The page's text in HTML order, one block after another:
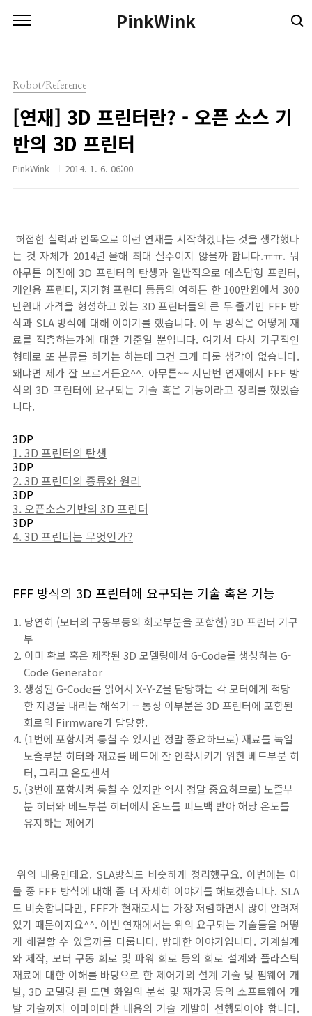
PinkWink
Robot/Reference
[연재] 3D 프린터란? - 오픈 소스 기
반의 3D 프린터
PinkWink 2014. 1. 6. 06:00
허접한 실력과 안목으로 이런 연재를 시작하겠다는 것을 생각했다
는 것 자체가 2014년 올해 최대 실수이지 않을까 합니다.ㅠㅠ. 뭐
아무튼 이전에 3D 프린터의 탄생과 일반적으로 데스탑형 프린터,
개인용 프린터, 저가형 프린터 등등의 여하튼 한 100만원에서 300
만원대 가격을 형성하고 있는 3D 프린터들의 큰 두 줄기인 FFF 방
식과 SLA 방식에 대해 이야기를 했습니다. 이 두 방식은 어떻게 재
료를 적층하는가에 대한 기준일 뿐입니다. 여기서 다시 기구적인
형태로 또 분류를 하기는 하는데 그건 크게 다룰 생각이 없습니다.
왜냐면 제가 잘 모르거든요^^. 아무튼~~ 지난번 연재에서 FFF 방
식의 3D 프린터에 요구되는 기술 혹은 기능이라고 정리를 했었습
니다.
3DP
1. 3D 프린터의 탄생
3DP
2. 3D 프린터의 종류와 원리
3DP
3. 오픈소스기반의 3D 프린터
3DP
4. 3D 프린터는 무엇인가?
FFF 방식의 3D 프린터에 요구되는 기술 혹은 기능
당연히 (모터의 구동부등의 회로부분을 포함한) 3D 프린터 기구
부
이미 확보 혹은 제작된 3D 모델링에서 G-Code를 생성하는 G-
Code Generator
생성된 G-Code를 읽어서 X-Y-Z을 담당하는 각 모터에게 적당
한 지령을 내리는 해석기 -- 통상 이부분은 3D 프린터에 포함된
회로의 Firmware가 담당함.
(1번에 포함시켜 퉁칠 수 있지만 정말 중요하므로) 재료를 녹일
노즐부분 히터와 재료를 베드에 잘 안착시키기 위한 베드부분 히
터, 그리고 온도센서
(3번에 포함시켜 퉁칠 수 있지만 역시 정말 중요하므로) 노즐부
분 히터와 베드부분 히터에서 온도를 피드백 받아 해당 온도를
유지하는 제어기
위의 내용인데요. SLA방식도 비슷하게 정리했구요. 이번에는 이
둘 중 FFF 방식에 대해 좀 더 자세히 이야기를 해보겠습니다. SLA
도 비슷합니다만, FFF가 현재로서는 가장 저렴하면서 많이 알려져
있기 때문이지요^^. 이번 연재에서는 위의 요구되는 기술들을 어떻
게 해결할 수 있을까를 다룹니다. 방대한 이야기입니다. 기계설계
와 제작, 모터 구동 회로 및 파워 회로 등의 회로 설계와 플라스틱
재료에 대한 이해를 바탕으로 한 제어기의 설계 기술 및 펌웨어 개
발, 3D 모델링 된 도면 화일의 분석 및 재가공 등의 소프트웨어 개
발 기술까지 어마어마한 내용의 기술 개발이 선행되어야 합니다.